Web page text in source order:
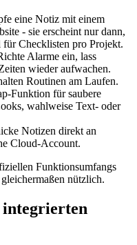
eine Notiz mit einem
- sie erscheint nur dann,
Checklisten pro Projekt.
Alarme ein, lass
wieder aufwachen.
Routinen am Laufen.
Funktion für saubere
wahlweise Text- oder
Notizen direkt an
Cloud-Account.
Funktionsumfangs
nützlich.
integrierten